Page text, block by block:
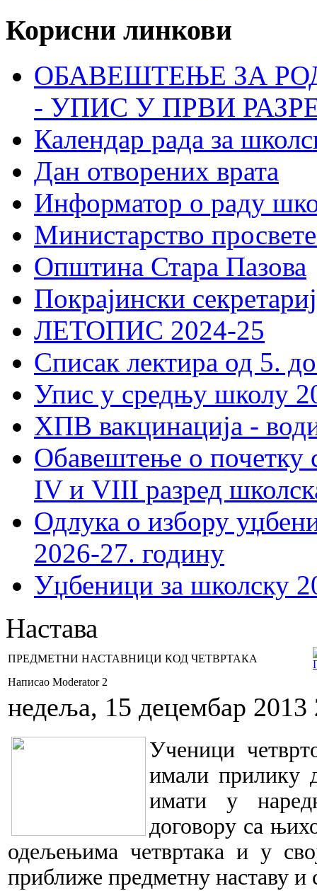
Корисни линкови
ОБАВЕШТЕЊЕ ЗА
- УПИС У ПРВИ
Календар рада за
Дан отворених врата
Информатор о раду
Министарство
Општина Стара Пазова
Покрајински
ЛЕТОПИС 2024-25
Списак лектира од 5.
Упис у средњу школу
ХПВ вакцинација -
Обавештење о почетку
IV и VIII разред
Одлука о избору
2026-27. годину
Уџбеници за школску
Настава
ПРЕДМЕТНИ НАСТАВНИЦИ КОД ЧЕТВРТАКА
Написао Moderator 2
недеља, 15 децембар 2013
Ученици
имали прилику
имати у
договору са
одељењима четвртака и у
приближе предметну наставу и